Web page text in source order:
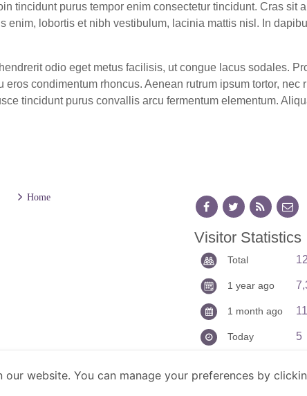
tincidunt purus tempor enim consectetur tincidunt. Cras sit
lobortis et nibh vestibulum, lacinia mattis nisl. In
odio eget metus facilisis, ut congue lacus sodales.
condimentum rhoncus. Aenean rutrum ipsum tortor, nec
tincidunt purus convallis arcu fermentum elementum.
Home
Visitor Statistics
Total
1 year ago
1 month ago
Today 5
website. You can manage your preferences by